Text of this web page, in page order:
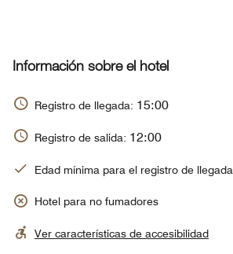
Información sobre el hotel
Registro de llegada: 15:00
Registro de salida: 12:00
Edad mínima para el registro de llegada
Hotel para no fumadores
Ver características de accesibilidad